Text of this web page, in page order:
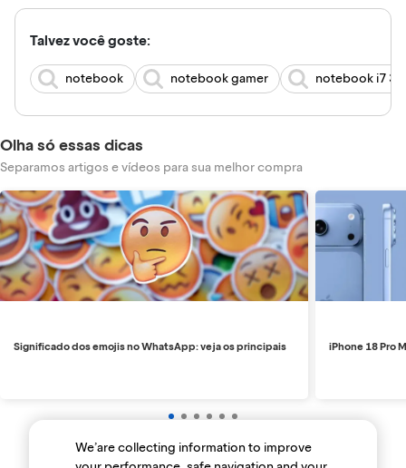
Talvez você goste:
notebook notebook gamer notebook i7
Olha só essas dicas
Separamos artigos e vídeos para sua melhor compra
Significado dos emojis no WhatsApp: veja os principais iPhone 18 Pro
We’are collecting information to improve